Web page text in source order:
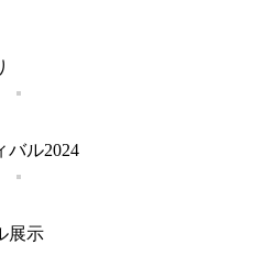
バル2024
展示